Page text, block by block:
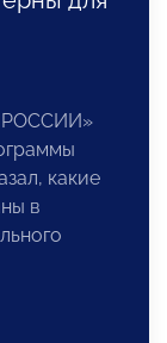
РОССИИ»
какие
в